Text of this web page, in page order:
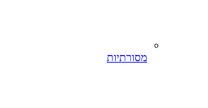
מסורתיות